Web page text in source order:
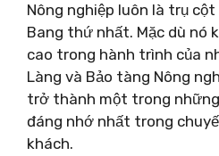
Nông nghiệp luôn là trụ
Bang thứ nhất. Mặc dù nó
cao trong hành trình của
Làng và Bảo tàng Nông
trở thành một trong
đáng nhớ nhất trong
khách.